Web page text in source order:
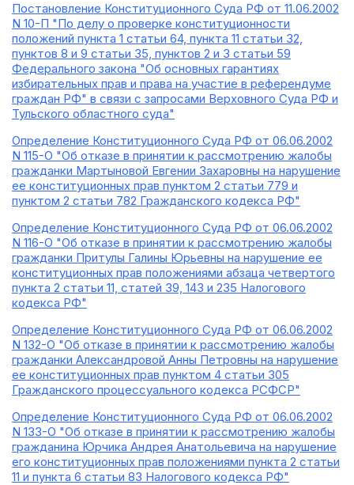
Постановление Конституционного Суда РФ от 11.06.2002
N 10-П "По делу о проверке конституционности
положений пункта 1 статьи 64, пункта 11 статьи 32,
пунктов 8 и 9 статьи 35, пунктов 2 и 3 статьи 59
Федерального закона "Об основных гарантиях
избирательных прав и права на участие в референдуме
граждан РФ" в связи с запросами Верховного Суда РФ и
Тульского областного суда"
Определение Конституционного Суда РФ от 06.06.2002
N 115-О "Об отказе в принятии к рассмотрению жалобы
гражданки Мартыновой Евгении Захаровны на нарушение
ее конституционных прав пунктом 2 статьи 779 и
пунктом 2 статьи 782 Гражданского кодекса РФ"
Определение Конституционного Суда РФ от 06.06.2002
N 116-О "Об отказе в принятии к рассмотрению жалобы
гражданки Притулы Галины Юрьевны на нарушение ее
конституционных прав положениями абзаца четвертого
пункта 2 статьи 11, статей 39, 143 и 235 Налогового
кодекса РФ"
Определение Конституционного Суда РФ от 06.06.2002
N 132-О "Об отказе в принятии к рассмотрению жалобы
гражданки Александровой Анны Петровны на нарушение
ее конституционных прав пунктом 4 статьи 305
Гражданского процессуального кодекса РСФСР"
Определение Конституционного Суда РФ от 06.06.2002
N 133-О "Об отказе в принятии к рассмотрению жалобы
гражданина Юрчика Андрея Анатольевича на нарушение
его конституционных прав положениями пункта 2 статьи
11 и пункта 6 статьи 83 Налогового кодекса РФ"